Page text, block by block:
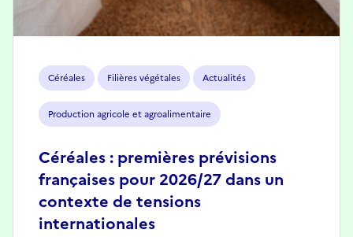
Céréales Filières végétales Actualités
Production agricole et agroalimentaire
Céréales : premières prévisions
françaises pour 2026/27 dans un
contexte de tensions
internationales